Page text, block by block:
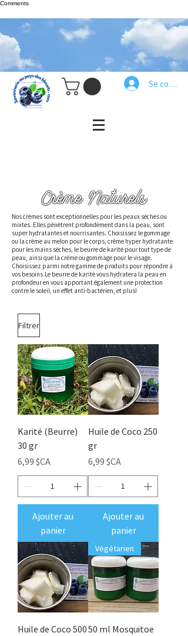
Comments
Se
Crème Naturels
Nos crèmes sont exceptionnelles pour les peaux sèches ou
mixtes. Elles pénètrent profondément dans la peau, sont
super hydratantes et nourrisantes. Choisissez le gommage
ou la crème au melon pour le corps, crème hyper hydratante
pour les mains sèches, le beurre de karité pour tout type de
peau, ainsi que la crème ou gommage pour le visage.
Choisissez parmi notre gamme de produits pour répondre à
vos besoins.​Le beurre de karité vous hydratera la peau en
profondeur en vous apportant également une protection
contre le soleil, un effet anti-bactérien, et plus!
Filtrer
Karité (Beurre)
30 gr
Prix
6,99 $CA
Ajouter au
panier
Huile de Coco 250
gr
Prix
6,99 $CA
Ajouter au
panier
Huile de Coco 500
Végétarien
50 ml Mosquitoe